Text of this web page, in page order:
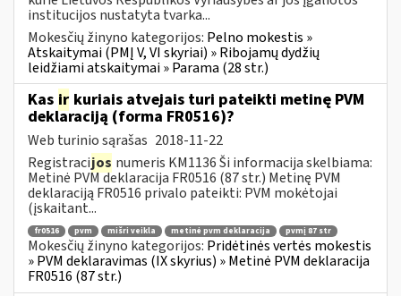
institucijos nustatyta tvarka...
Mokesčių žinyno kategorijos: Pelno mokestis »
Atskaitymai (PMĮ V, VI skyriai) » Ribojamų dydžių
leidžiami atskaitymai » Parama (28 str.)
Kas ir kuriais atvejais turi pateikti metinę PVM
deklaraciją (forma FR0516)?
Web turinio sąrašas 2018-11-22
Registracijos numeris KM1136 Ši informacija skelbiama:
Metinė PVM deklaracija FR0516 (87 str.) Metinę PVM
deklaraciją FR0516 privalo pateikti: PVM mokėtojai
(įskaitant...
fr0516 pvm mišri veikla metinė pvm deklaracija pvmį 87 str
Mokesčių žinyno kategorijos: Pridėtinės vertės mokestis
» PVM deklaravimas (IX skyrius) » Metinė PVM deklaracija
FR0516 (87 str.)